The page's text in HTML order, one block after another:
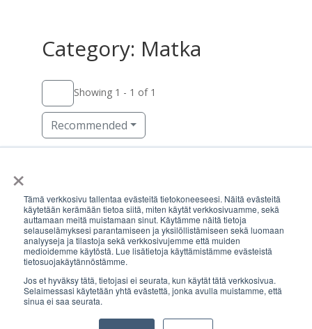
×
Tämä verkkosivu tallentaa evästeitä tietokoneeseesi. Näitä evästeitä
käytetään kerämään tietoa siitä, miten käytät verkkosivuamme, sekä
auttamaan meitä muistamaan sinut. Käytämme näitä tietoja
selauselämyksesi parantamiseen ja yksilöllistämiseen sekä luomaan
analyyseja ja tilastoja sekä verkkosivujemme että muiden
medioidemme käytöstä. Lue lisätietoja käyttämistämme evästeistä
tietosuojakäytännöstämme.
Jos et hyväksy tätä, tietojasi ei seurata, kun käytät tätä verkkosivua.
Selaimessasi käytetään yhtä evästettä, jonka avulla muistamme, että
sinua ei saa seurata.
Category: Matka
Showing 1 - 1 of 1
Recommended
00180 Helsinki
info@kirahub.org
Y-tunnus: 2958830-3
Tilaa uutiskirje
Facebook